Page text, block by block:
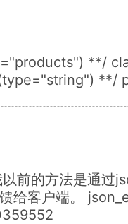
**/
**/
前的方法是通过
给客户端。